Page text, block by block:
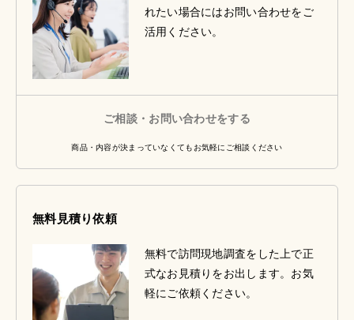
れたい場合にはお問い合わせをご
活用ください。
ご相談・お問い合わせをする
商品・内容が決まっていなくてもお気軽にご相談ください
無料見積り依頼
無料で訪問現地調査をした上で正
式なお見積りをお出します。お気
軽にご依頼ください。